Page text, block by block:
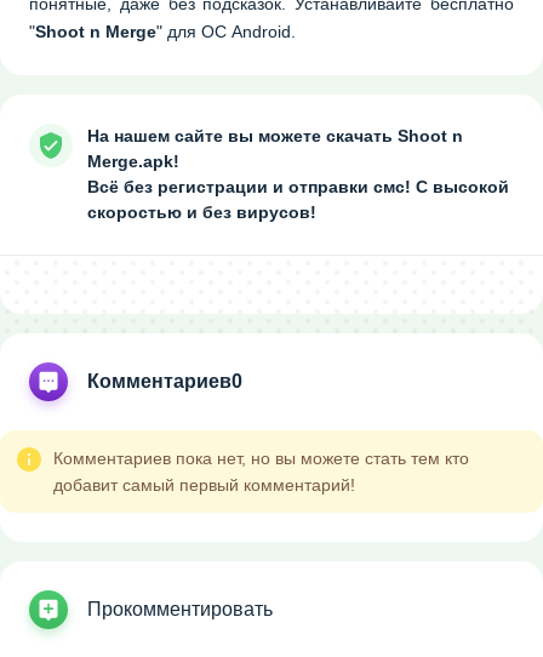
"Shoot n Merge" для ОС Android.
На нашем сайте вы можете скачать Shoot n
Merge.apk!
Всё без регистрации и отправки смс! С высокой
скоростью и без вирусов!
Комментариев0
Комментариев пока нет, но вы можете стать тем кто
добавит самый первый комментарий!
Прокомментировать